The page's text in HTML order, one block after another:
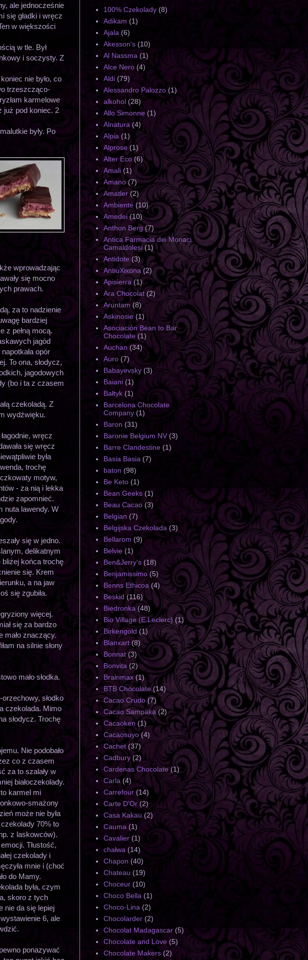
ale jednocześnie
się gładki i wręcz
w większości
w tle. Był
i soczysty. Z
nie było, co
trzeszcząco-
karmelowe
już pod koniec. 2
były. Po
wprowadzając
się mocno
prawach.
za to nadzienie
bardziej
z pełną mocą.
jagód
opór
To ona, słodycz,
jagodowych
(bo i ta z czasem
czekoladą. Z
wydźwięku.
wręcz
się wręcz
była
trochę
motyw,
- za nią i lekka
zapomnieć.
nuta lawendy. W
się w jedno.
delikatnym
bliżej końca trochę
się. Krem
a na jaw
się zgubiła.
więcej.
się za bardzo
mało znaczący.
na silnie słony
mało słodka.
słodko
czekolada. Mimo
słodycz. Trochę
Nie podobało
co z czasem
za to szalały w
białoczekolady.
karmel mi
smażony
może nie była
70% to
z laskowców).
Tłustość,
czekolady i
mnie i (choć
do Mamy.
była, czym
skoro z tych
nie da się lepiej
6, ale
ponazywać
100% Czekolady (8)
Adikam (1)
Ajala (6)
Akesson's (10)
Al Nassma (1)
Alce Nero (4)
Aldi (79)
Alessandro Palozzo (1)
alkohol (28)
Allo Simonne (1)
Alnatura (4)
Alpia (1)
Alprose (1)
Alter Eco (6)
Amali (1)
Amano (7)
Amatler (2)
Ambiente (10)
Amedei (10)
Anthon Berg (7)
Antica Farmacia dei Monaci
Camaldolesi (1)
Antidote (3)
AntiuXixona (2)
Apisierra (1)
Ara Chocolat (2)
Aruntam (8)
Askinosie (1)
Asociación Bean to Bar
Chocolate (1)
Auchan (34)
Auro (7)
Babayevsky (3)
Baiani (1)
Bałtyk (1)
Barcelona Chocolate
Company (1)
Baron (31)
Baronie Belgium NV (3)
Barre Clandestine (1)
Basia Basia (7)
baton (98)
Be Keto (1)
Bean Geeks (1)
Beau Cacao (3)
Belgian (7)
Belgijska Czekolada (3)
Bellarom (9)
Belvie (1)
Ben&Jerry's (18)
Benjamissimo (5)
Benns Ethicoa (4)
Beskid (116)
Biedronka (48)
Bio Village (E.Leclerc) (1)
Birkengold (1)
Blanxart (8)
Bonnat (3)
Bonvita (2)
Brainmax (1)
BTB Chocolate (14)
Cacao Crudo (7)
Cacao Sampaka (2)
Cacaoken (1)
Cacaosuyo (4)
Cachet (37)
Cadbury (2)
Cardenas Chocolate (1)
Carla (4)
Carrefour (14)
Carte D'Or (2)
Casa Kakau (2)
Cauma (1)
Cavalier (1)
chałwa (14)
Chapon (40)
Chateau (19)
Choceur (10)
Choco Bella (1)
Choco-Lina (2)
Chocolarder (2)
Chocolat Madagascar (5)
Chocolate and Love (5)
Chocolate Makers (2)